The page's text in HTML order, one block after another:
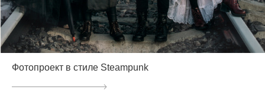
Фотопроект в стиле Steampunk